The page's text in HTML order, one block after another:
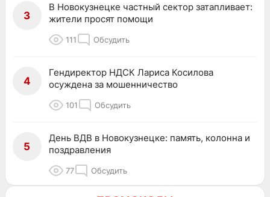
3
В Новокузнецке частный сектор затапливает:
жители просят помощи
111 Обсудить
4
Гендиректор НДСК Лариса Косилова
осуждена за мошенничество
101 Обсудить
5
День ВДВ в Новокузнецке: память, колонна и
поздравления
77 Обсудить